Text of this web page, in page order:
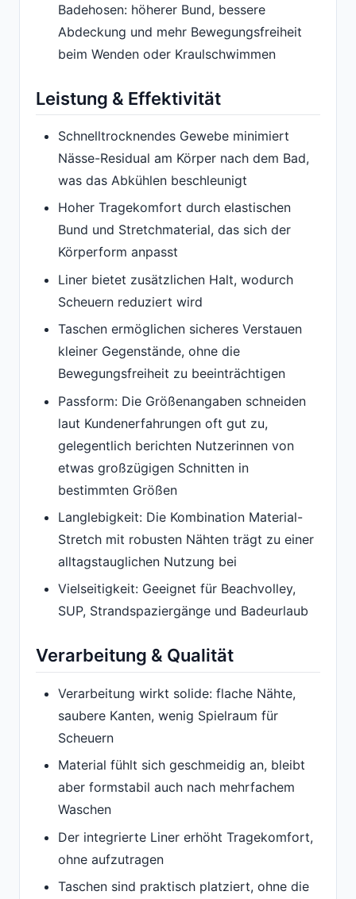
Badehosen: höherer Bund, bessere
Abdeckung und mehr Bewegungsfreiheit
beim Wenden oder Kraulschwimmen
Leistung & Effektivität
Schnelltrocknendes Gewebe minimiert
Nässe-Residual am Körper nach dem Bad,
was das Abkühlen beschleunigt
Hoher Tragekomfort durch elastischen
Bund und Stretchmaterial, das sich der
Körperform anpasst
Liner bietet zusätzlichen Halt, wodurch
Scheuern reduziert wird
Taschen ermöglichen sicheres Verstauen
kleiner Gegenstände, ohne die
Bewegungsfreiheit zu beeinträchtigen
Passform: Die Größenangaben schneiden
laut Kundenerfahrungen oft gut zu,
gelegentlich berichten Nutzerinnen von
etwas großzügigen Schnitten in
bestimmten Größen
Langlebigkeit: Die Kombination Material-
Stretch mit robusten Nähten trägt zu einer
alltagstauglichen Nutzung bei
Vielseitigkeit: Geeignet für Beachvolley,
SUP, Strandspaziergänge und Badeurlaub
Verarbeitung & Qualität
Verarbeitung wirkt solide: flache Nähte,
saubere Kanten, wenig Spielraum für
Scheuern
Material fühlt sich geschmeidig an, bleibt
aber formstabil auch nach mehrfachem
Waschen
Der integrierte Liner erhöht Tragekomfort,
ohne aufzutragen
Taschen sind praktisch platziert, ohne die